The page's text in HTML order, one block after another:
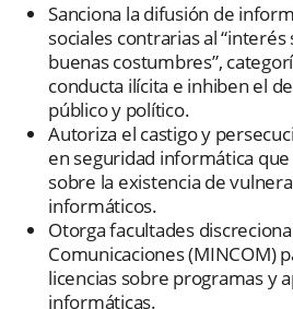
Sanciona la difusión de
sociales contrarias al “interés
buenas costumbres”,
conducta ilícita e inhiben el
público y político.
Autoriza el castigo y
en seguridad informática
sobre la existencia de
informáticos.
Otorga facultades
Comunicaciones (MINCOM)
licencias sobre programas y
informáticas.